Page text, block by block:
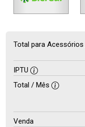
Total para Acessórios
IPTU
Total / Mês
Venda